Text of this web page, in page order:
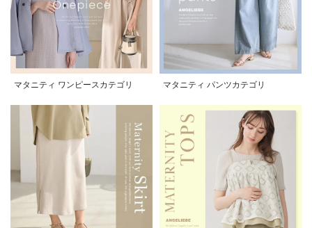
マタニティ ワンピースカテゴリ マタニティ パンツカテゴリ